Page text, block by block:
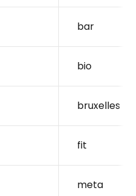
bar
bio
bruxelles
fit
meta